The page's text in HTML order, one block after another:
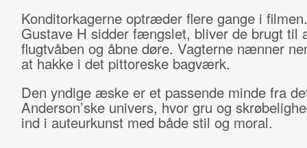
Konditorkagerne optræder flere gange i
Gustave H sidder fængslet, bliver de brugt til
flugtvåben og åbne døre. Vagterne nænner
at hakke i det pittoreske bagværk.
Den yndige æske er et passende minde fra
Anderson’ske univers, hvor gru og
ind i auteurkunst med både stil og moral.